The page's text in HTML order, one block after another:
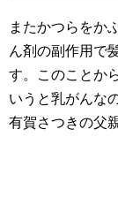
またかつらをか
ん剤の副作用で
す。このことか
いうと乳がんな
有賀さつきの父